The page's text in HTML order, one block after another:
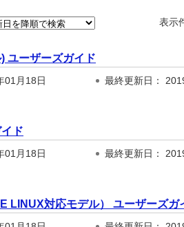
表示
ユーザーズガイド
01月18日
最終更新日：
ド
01月18日
最終更新日：
LINUX対応モデル） ユーザーズガ